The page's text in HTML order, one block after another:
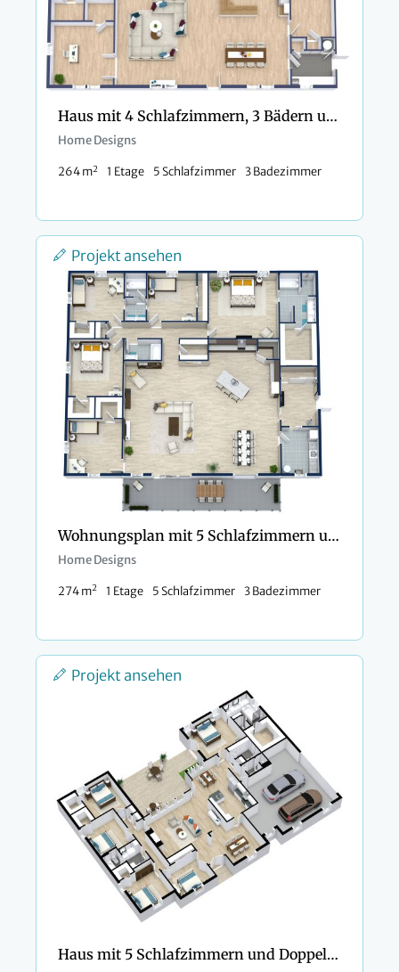
Haus mit 4 Schlafzimmern, 3 Bädern und 1 Arbeitszimmer
Home Designs
264 m2 1 Etage 5 Schlafzimmer 3 Badezimmer
Projekt ansehen
Wohnungsplan mit 5 Schlafzimmern und 3 Bädern
Home Designs
274 m2 1 Etage 5 Schlafzimmer 3 Badezimmer
Projekt ansehen
Haus mit 5 Schlafzimmern und Doppelgarage